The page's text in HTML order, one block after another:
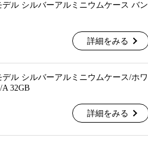
デル シルバーアルミニウムケース バン
詳細をみる
デル シルバーアルミニウムケース/ホワ
32GB
詳細をみる